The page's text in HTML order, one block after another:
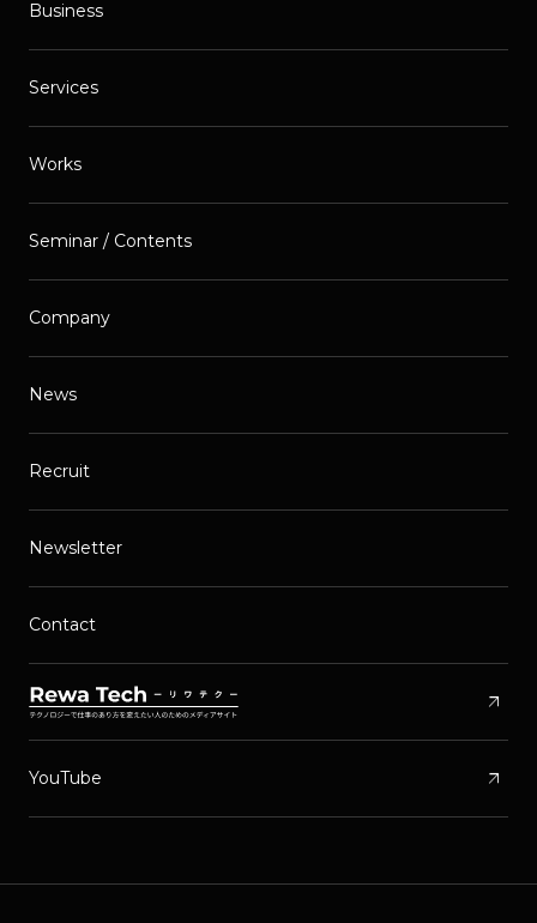
Business
Services
Works
Seminar / Contents
Company
News
Recruit
Newsletter
Contact
arrow_outward
YouTube arrow_outward